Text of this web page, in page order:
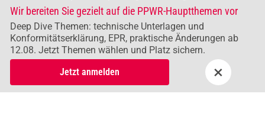
Wir bereiten Sie gezielt auf die PPWR-Hauptthemen vor
Deep Dive Themen: technische Unterlagen und
Konformitätserklärung, EPR, praktische Änderungen ab
12.08. Jetzt Themen wählen und Platz sichern.
Jetzt anmelden
×